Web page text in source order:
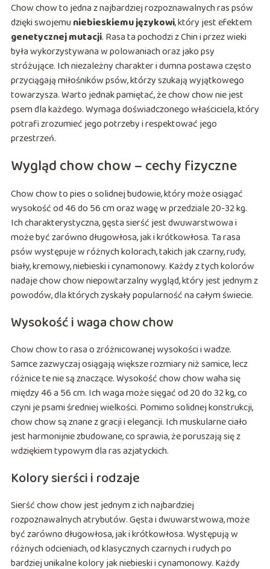
Chow chow to jedna z najbardziej rozpoznawalnych ras psów
dzięki swojemuniebieskiemu językowi, który jest efektem
genetycznej mutacji. Rasa ta pochodzi z Chin i przez wieki
była wykorzystywana w polowaniach oraz jako psy
stróżujące. Ich niezależny charakter i dumna postawa często
przyciągają miłośników psów, którzy szukają wyjątkowego
towarzysza. Warto jednak pamiętać, że chow chow nie jest
psem dla każdego. Wymaga doświadczonego właściciela, który
potrafi zrozumieć jego potrzeby i respektować jego
przestrzeń.
Wygląd chow chow – cechy fizyczne
Chow chow to pies o solidnej budowie, który może osiągać
wysokość od 46 do 56 cm oraz wagę w przedziale 20-32 kg.
Ich charakterystyczna, gęsta sierść jest dwuwarstwowa i
może być zarówno długowłosa, jak i krótkowłosa. Ta rasa
psów występuje w różnych kolorach, takich jak czarny, rudy,
biały, kremowy, niebieski i cynamonowy. Każdy z tych kolorów
nadaje chow chow niepowtarzalny wygląd, który jest jednym z
powodów, dla których zyskały popularność na całym świecie.
Wysokość i waga chow chow
Chow chow to rasa o zróżnicowanej wysokości i wadze.
Samce zazwyczaj osiągają większe rozmiary niż samice, lecz
różnice te nie są znaczące. Wysokość chow chow waha się
między 46 a 56 cm. Ich waga może sięgać od 20 do 32 kg, co
czyni je psami średniej wielkości. Pomimo solidnej konstrukcji,
chow chow są znane z gracji i elegancji. Ich muskularne ciało
jest harmonijnie zbudowane, co sprawia, że poruszają się z
wdziękiem typowym dla ras azjatyckich.
Kolory sierści i rodzaje
Sierść chow chow jest jednym z ich najbardziej
rozpoznawalnych atrybutów. Gęsta i dwuwarstwowa, może
być zarówno długowłosa, jak i krótkowłosa. Występują w
różnych odcieniach, od klasycznych czarnych i rudych po
bardziej unikalne kolory jak niebieski i cynamonowy. Każdy